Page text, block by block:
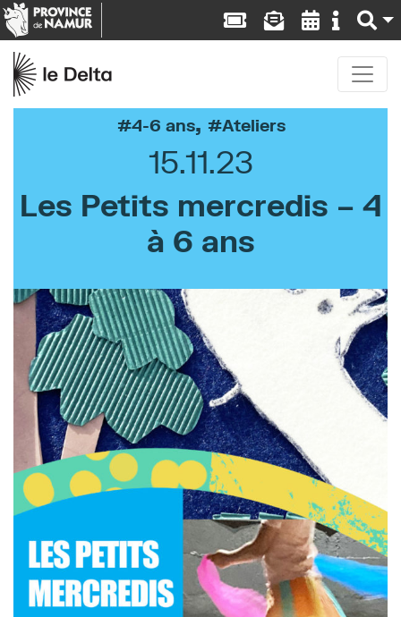
4-6 ans, Ateliers
15.11.23
Les Petits mercredis – 4
à 6 ans